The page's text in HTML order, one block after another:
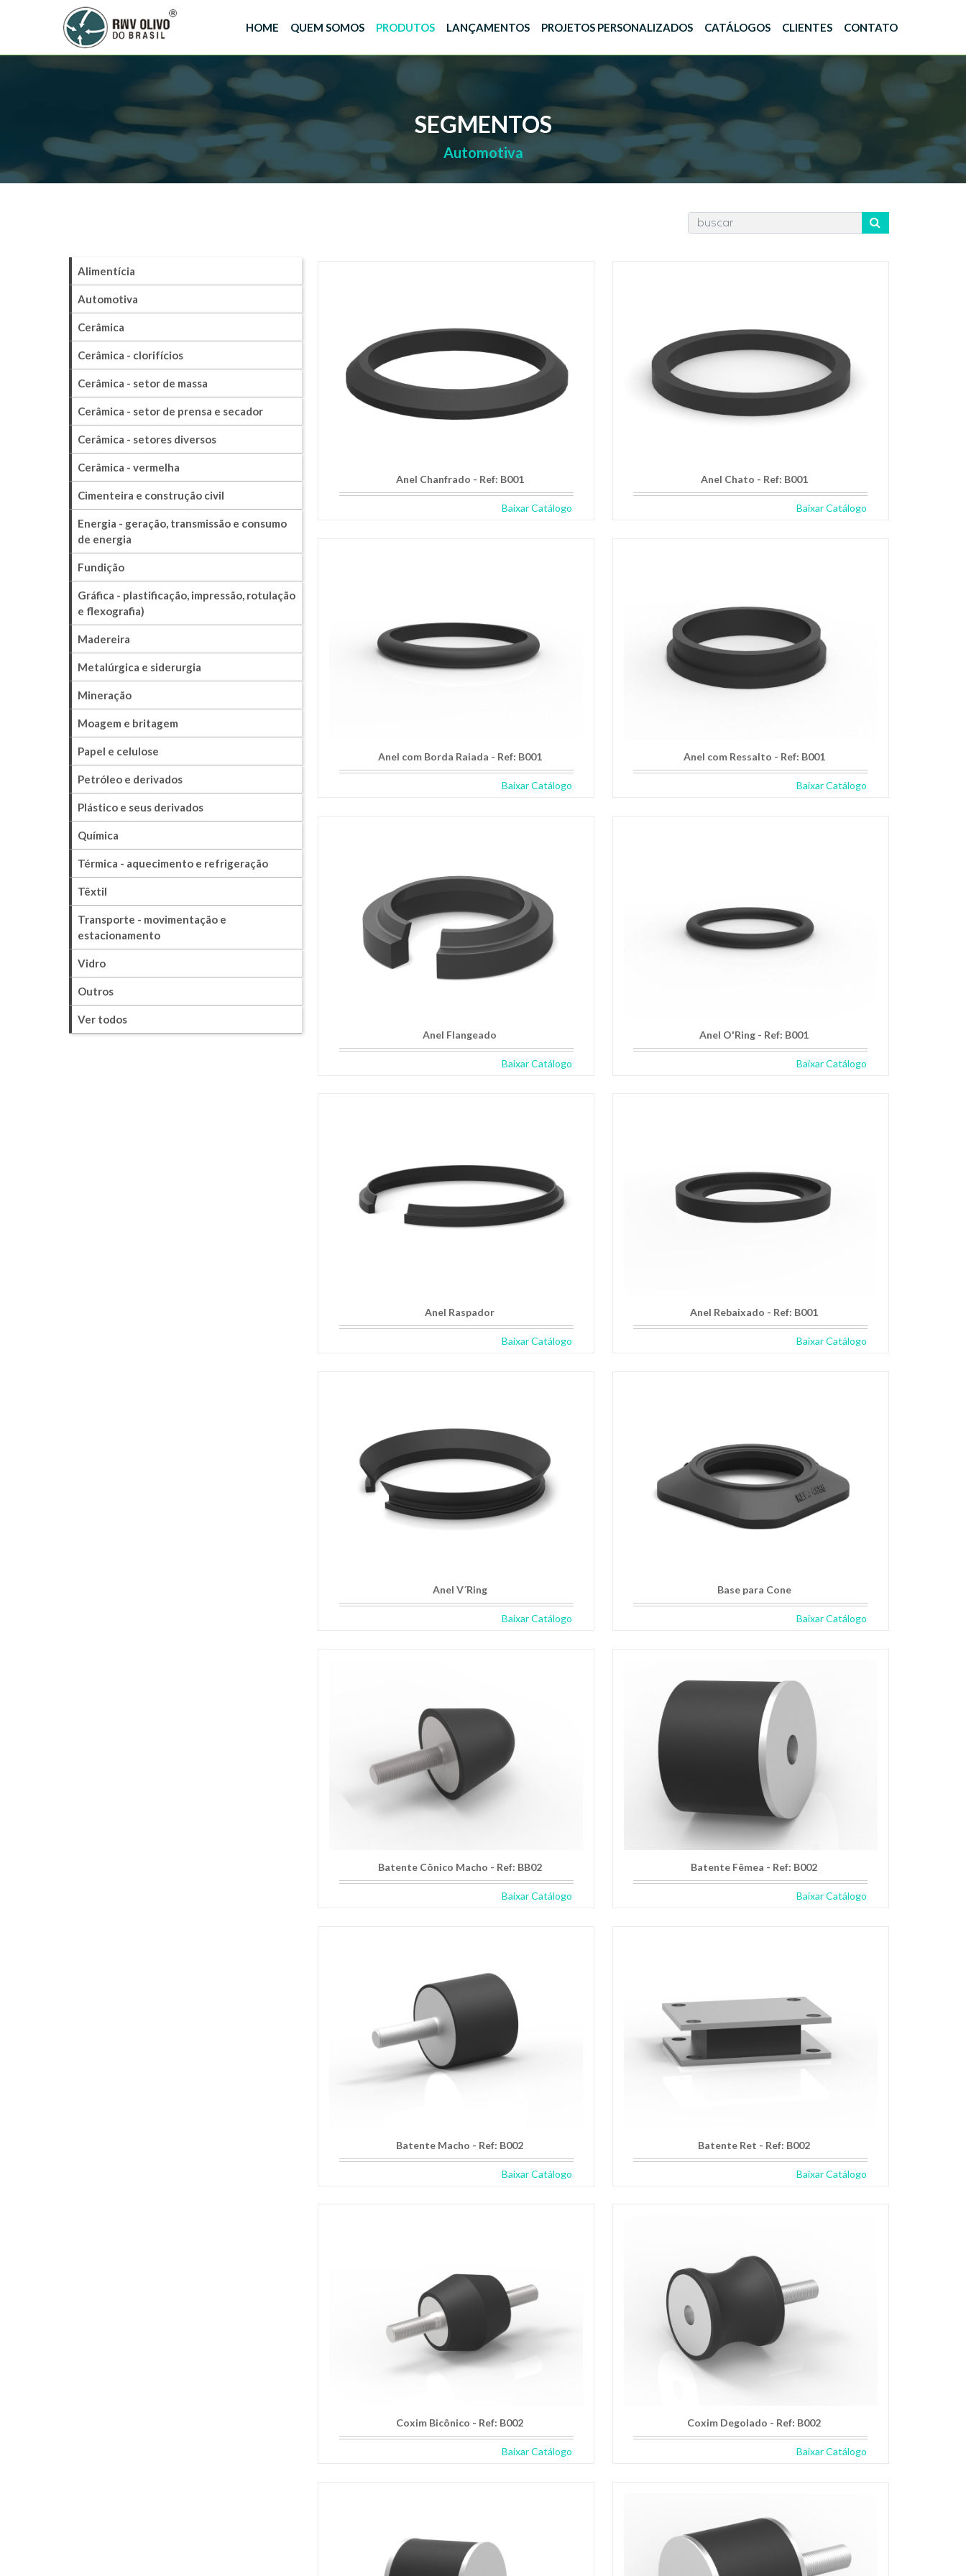
HOME QUEM SOMOS PRODUTOS LANÇAMENTOS PROJETOS PERSONALIZADOS CATÁLOGOS CLIENTES CONTATO
SEGMENTOS
Automotiva
Alimentícia
Automotiva
Cerâmica
Cerâmica - clorifícios
Cerâmica - setor de massa
Cerâmica - setor de prensa e secador
Cerâmica - setores diversos
Cerâmica - vermelha
Cimenteira e construção civil
Energia - geração, transmissão e consumo
de energia
Fundição
Gráfica - plastificação, impressão, rotulação
e flexografia)
Madereira
Metalúrgica e siderurgia
Mineração
Moagem e britagem
Papel e celulose
Petróleo e derivados
Plástico e seus derivados
Química
Térmica - aquecimento e refrigeração
Têxtil
Transporte - movimentação e
estacionamento
Vidro
Outros
Ver todos
Anel Chanfrado - Ref: B001
Baixar Catálogo
Anel Chato - Ref: B001
Baixar Catálogo
Anel com Borda Raiada - Ref: B001
Baixar Catálogo
Anel com Ressalto - Ref: B001
Baixar Catálogo
Anel Flangeado
Baixar Catálogo
Anel O'Ring - Ref: B001
Baixar Catálogo
Anel Raspador
Baixar Catálogo
Anel Rebaixado - Ref: B001
Baixar Catálogo
Anel V´Ring
Baixar Catálogo
Base para Cone
Baixar Catálogo
Batente Cônico Macho - Ref: BB02
Baixar Catálogo
Batente Fêmea - Ref: B002
Baixar Catálogo
Batente Macho - Ref: B002
Baixar Catálogo
Batente Ret - Ref: B002
Baixar Catálogo
Coxim Bicônico - Ref: B002
Baixar Catálogo
Coxim Degolado - Ref: B002
Baixar Catálogo